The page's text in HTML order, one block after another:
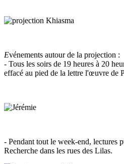
Evénements autour de la projection :
- Tous les soirs de 19 heures à 20
effacé au pied de la lettre l'œuvre de
- Pendant tout le week-end, lectures
Recherche dans les rues des Lilas.